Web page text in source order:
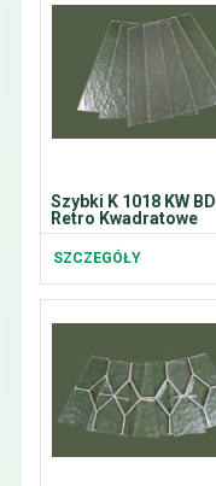
Szybki K 1018 KW BD
Retro Kwadratowe
SZCZEGÓŁY